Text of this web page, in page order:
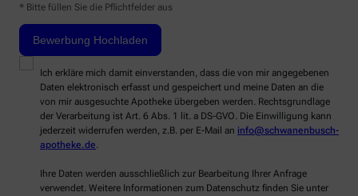
* Bitte füllen Sie die Pflichtfelder aus
Ich erkläre mich damit einverstanden, dass die von mir angegebenen
Daten elektronisch erfasst und gespeichert und meine Daten an die
von mir ausgesuchte Apotheke übergeben werden. Rechtsgrundlage
der Verarbeitung ist Art. 6 Abs. 1 lit. a DS-GVO. Die Einwilligung kann
jederzeit widerrufen werden, z.B. per E-Mail an info@schwanenbusch-
apotheke.de.
Ihre Daten werden ausschließlich zur Bearbeitung Ihrer Anfrage
verwendet. Weitere Informationen zum Datenschutz finden Sie unter